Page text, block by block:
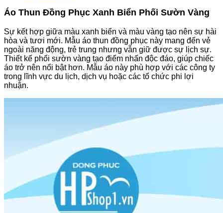
Áo Thun Đồng Phục Xanh Biển Phối Sườn Vàng
Sự kết hợp giữa màu xanh biển và màu vàng tạo nên sự hài
hòa và tươi mới. Mẫu áo thun đồng phục này mang đến vẻ
ngoài năng động, trẻ trung nhưng vẫn giữ được sự lịch sự.
Thiết kế phối sườn vàng tạo điểm nhấn độc đáo, giúp chiếc
áo trở nên nổi bật hơn. Mẫu áo này phù hợp với các công ty
trong lĩnh vực du lịch, dịch vụ hoặc các tổ chức phi lợi
nhuận.